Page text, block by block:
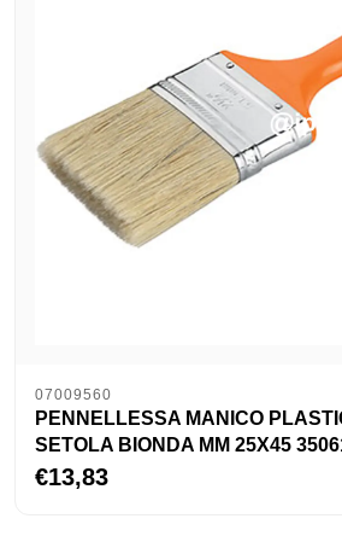
07009560
PENNELLESSA MANICO
SETOLA BIONDA MM 25X45
€13,83